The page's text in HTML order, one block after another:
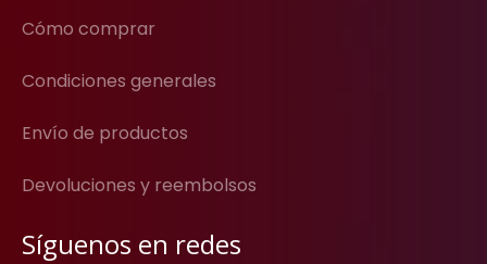
Cómo comprar
Condiciones generales
Envío de productos
Devoluciones y reembolsos
Síguenos en redes